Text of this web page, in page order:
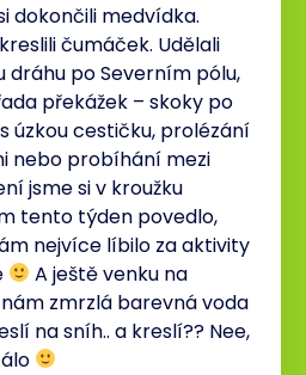
dokončili medvídka.
čumáček. Udělali
dráhu po Severním pólu,
překážek – skoky po
úzkou cestičku, prolézání
nebo probíhání mezi
jsme si v kroužku
tento týden povedlo,
nejvíce líbilo za aktivity
A ještě venku na
zmrzlá barevná voda
na sníh.. a kreslí?? Nee,